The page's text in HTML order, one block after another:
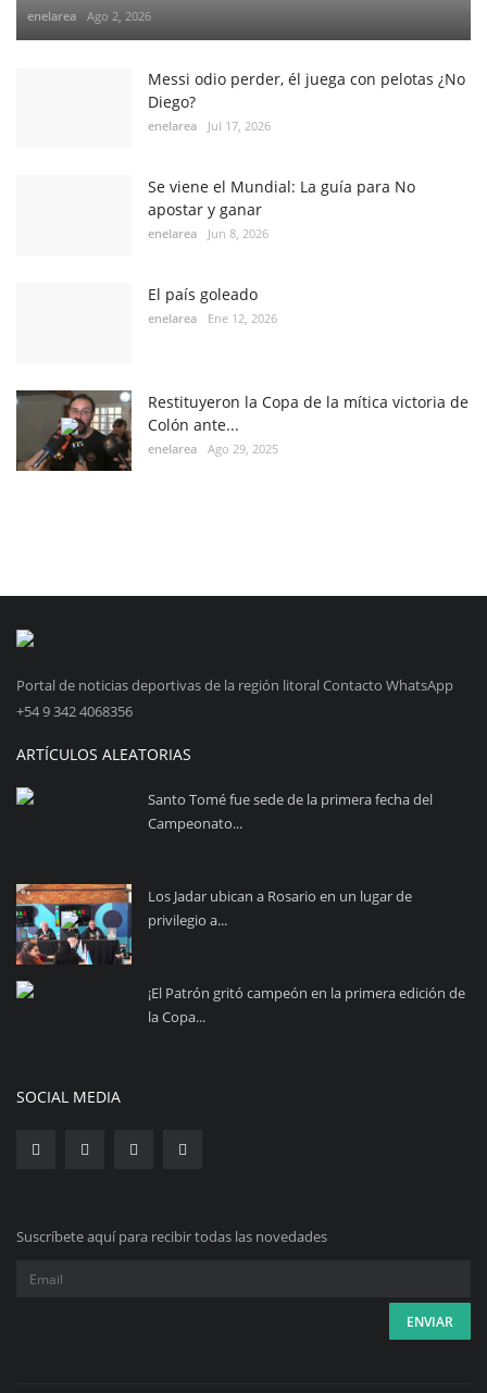
enelarea Ago 2, 2026
Messi odio perder, él juega con pelotas ¿No
Diego?
enelarea Jul 17, 2026
Se viene el Mundial: La guía para No
apostar y ganar
enelarea Jun 8, 2026
El país goleado
enelarea Ene 12, 2026
Restituyeron la Copa de la mítica victoria de
Colón ante...
enelarea Ago 29, 2025
Portal de noticias deportivas de la región litoral Contacto WhatsApp
+54 9 342 4068356
ARTÍCULOS ALEATORIAS
Santo Tomé fue sede de la primera fecha del
Campeonato...
Los Jadar ubican a Rosario en un lugar de
privilegio a...
¡El Patrón gritó campeón en la primera edición de
la Copa...
SOCIAL MEDIA
Suscríbete aquí para recibir todas las novedades